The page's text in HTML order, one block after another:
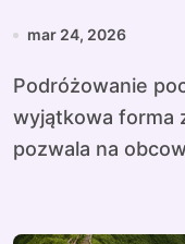
mar 24, 2026
Podróżowanie pociągami panoramicznymi to
wyjątkowa forma
pozwala na